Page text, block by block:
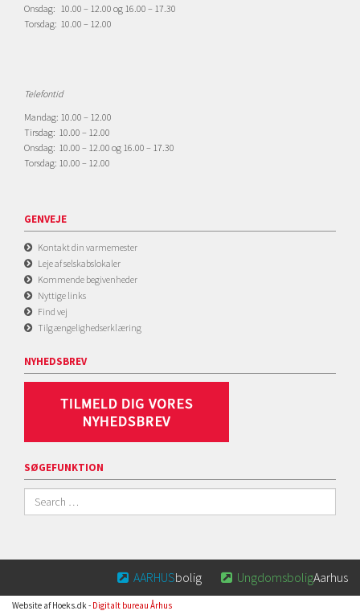
Onsdag: 10.00 – 12.00 og 16.00 – 17.30
Torsdag: 10.00 – 12.00
Telefontid
Mandag: 10.00 – 12.00
Tirsdag: 10.00 – 12.00
Onsdag: 10.00 – 12.00 og 16.00 – 17.30
Torsdag: 10.00 – 12.00
GENVEJE
Kontakt din varmemester
Leje af selskabslokaler
Kommende begivenheder
Nyttige links
Find vej
Tilgængelighedserklæring
NYHEDSBREV
SØGEFUNKTION
 UngdomsboligAarhus
 AARHUSbolig
Website af Hoeks.dk - Digitalt bureau Århus